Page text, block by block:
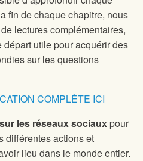
fin de chaque chapitre, nous
lectures complémentaires,
utile pour acquérir des
sur les questions
COMPLÈTE ICI
les réseaux sociauxpour
différentes actions et
lieu dans le monde entier.